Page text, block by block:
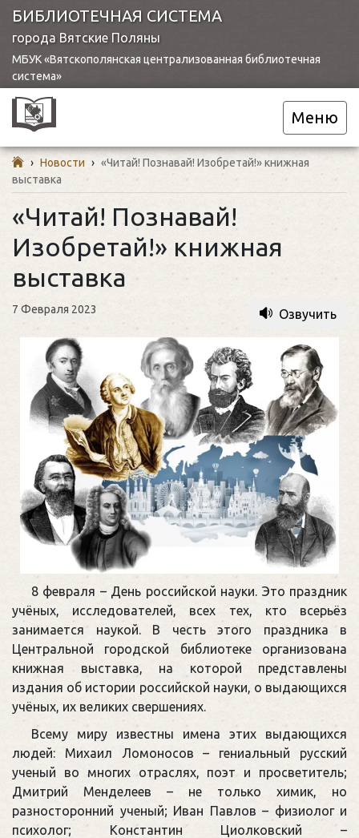
БИБЛИОТЕЧНАЯ СИСТЕМА
города Вятские Поляны
МБУК «Вятскополянская централизованная библиотечная
система»
Меню
› Новости › «Читай! Познавай! Изобретай!» книжная
выставка
«Читай! Познавай!
Изобретай!» книжная
выставка
7 Февраля 2023 Озвучить
8 февраля – День российской науки. Это праздник
учёных, исследователей, всех тех, кто всерьёз
занимается наукой. В честь этого праздника в
Центральной городской библиотеке организована
книжная выставка, на которой представлены
издания об истории российской науки, о выдающихся
учёных, их великих свершениях.
Всему миру известны имена этих выдающихся
людей: Михаил Ломоносов – гениальный русский
ученый во многих отраслях, поэт и просветитель;
Дмитрий Менделеев – не только химик, но
разносторонний ученый; Иван Павлов – физиолог и
психолог; Константин Циолковский –